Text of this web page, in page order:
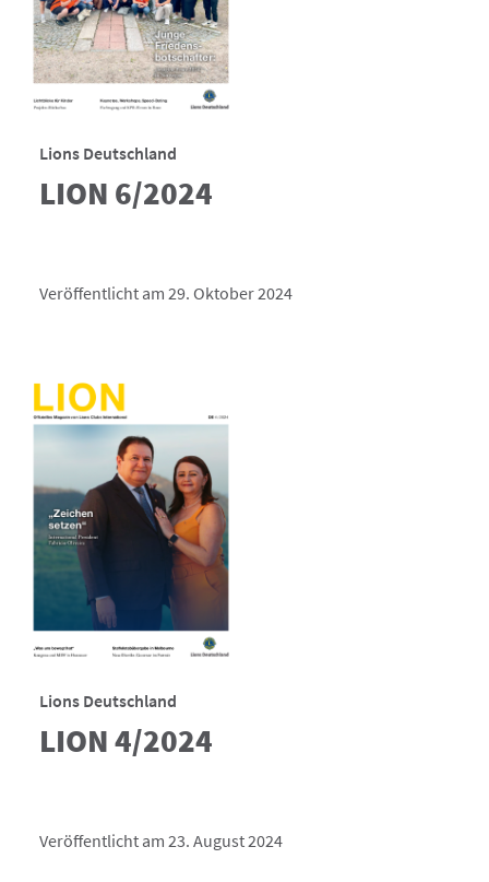
Lions Deutschland
LION 6/2024
Veröffentlicht am 29. Oktober 2024
Lions Deutschland
LION 4/2024
Veröffentlicht am 23. August 2024